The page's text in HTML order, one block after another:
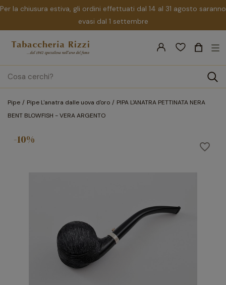
Per la chiusura estiva, gli ordini effettuati dal 14 al 31 agosto saranno
evasi dal 1 settembre
search
☰
Pipe Pipe L'anatra dalle uova d'oro
PIPA L'ANATRA PETTINATA NERA
BENT BLOWFISH - VERA ARGENTO
favorite_border
-10%